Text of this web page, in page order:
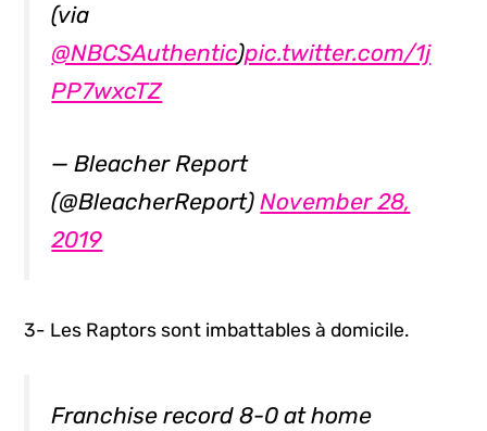
(via
@NBCSAuthentic)pic.twitter.com/1j
PP7wxcTZ
— Bleacher Report
(@BleacherReport)November 28,
2019
3- Les Raptors sont imbattables à domicile.
Franchise record 8-0 at home